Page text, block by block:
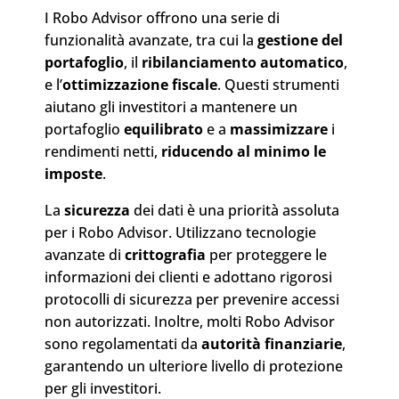
I Robo Advisor offrono una serie di
funzionalità avanzate, tra cui la gestione del
portafoglio, il ribilanciamentoautomatico,
e l’ottimizzazionefiscale. Questi strumenti
aiutano gli investitori a mantenere un
portafoglio equilibratoe a massimizzarei
rendimenti netti, riducendo al minimo le
imposte.
La sicurezza dei dati è una priorità assoluta
per i Robo Advisor. Utilizzano tecnologie
avanzate di crittografia per proteggere le
informazioni dei clienti e adottano rigorosi
protocolli di sicurezza per prevenire accessi
non autorizzati. Inoltre, molti Robo Advisor
sono regolamentati da autorità finanziarie,
garantendo un ulteriore livello di protezione
per gli investitori.